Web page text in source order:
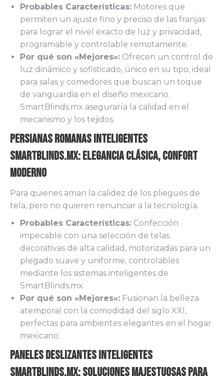
Probables Características: Motores que
permiten un ajuste fino y preciso de las franjas
para lograr el nivel exacto de luz y privacidad,
programable y controlable remotamente.
Por qué son «Mejores»: Ofrecen un control de
luz dinámico y sofisticado, único en su tipo, ideal
para salas y comedores que buscan un toque
de vanguardia en el diseño mexicano.
SmartBlinds.mx aseguraría la calidad en el
mecanismo y los tejidos.
Persianas Romanas Inteligentes
SmartBlinds.mx: Elegancia Clásica, Confort
Moderno
Para quienes aman la calidez de los pliegues de
tela, pero no quieren renunciar a la tecnología.
Probables Características: Confección
impecable con una selección de telas
decorativas de alta calidad, motorizadas para un
plegado suave y uniforme, controlables
mediante los sistemas inteligentes de
SmartBlinds.mx.
Por qué son «Mejores»: Fusionan la belleza
atemporal con la comodidad del siglo XXI,
perfectas para ambientes elegantes en el hogar
mexicano.
Paneles Deslizantes Inteligentes
SmartBlinds.mx: Soluciones Majestuosas para